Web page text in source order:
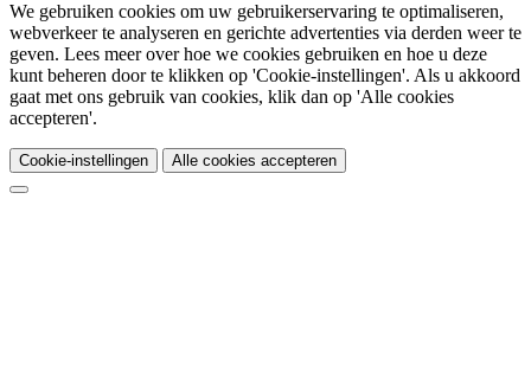
We gebruiken cookies om uw gebruikerservaring te optimaliseren,
webverkeer te analyseren en gerichte advertenties via derden weer te
geven. Lees meer over hoe we cookies gebruiken en hoe u deze
kunt beheren door te klikken op 'Cookie-instellingen'. Als u akkoord
gaat met ons gebruik van cookies, klik dan op 'Alle cookies
accepteren'.
Cookie-instellingen Alle cookies accepteren